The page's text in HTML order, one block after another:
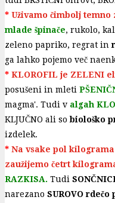
* Uživamo čimbolj temno
mlade špinače, rukolo,
zeleno papriko, regrat in
ga lahko pojemo več
* KLOROFIL je ZELENI
posušeni in mleti
magma'. Tudi v algah
KLJUČNO ali so biološko
izdelek.
* Na vsake pol
zaužijemo četrt
RAZKISA. Tudi
narezano SUROVO rdečo